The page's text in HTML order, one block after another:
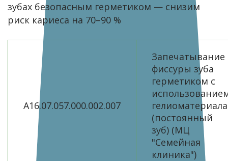
зубах безопасным герметиком — снизим
риск кариеса на 70–90 %
A16.07.057.000.002.007
Запечатывание
фиссуры зуба
герметиком с
гелиоматериала
(постоянный
зуб) (МЦ
"Семейная
клиника")